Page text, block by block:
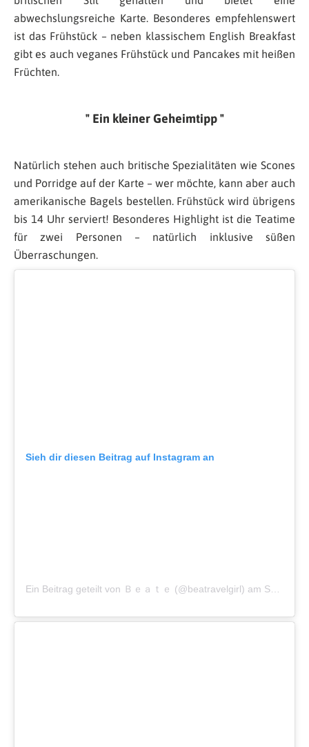
abwechslungsreiche Karte. Besonderes empfehlenswert
ist das Frühstück – neben klassischem English Breakfast
gibt es auch veganes Frühstück und Pancakes mit heißen
Früchten.
Ein kleiner Geheimtipp
Natürlich stehen auch britische Spezialitäten wie Scones
und Porridge auf der Karte – wer möchte, kann aber auch
amerikanische Bagels bestellen. Frühstück wird übrigens
bis 14 Uhr serviert! Besonderes Highlight ist die Teatime
für zwei Personen – natürlich inklusive süßen
Überraschungen.
Sieh dir diesen Beitrag auf Instagram an
Ein Beitrag geteilt von Ｂｅａｔｅ (@beatravelgirl) am Sep 15, 2018 um 1:06 PDT